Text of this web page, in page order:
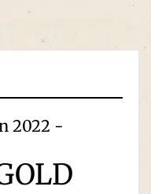
2022 -